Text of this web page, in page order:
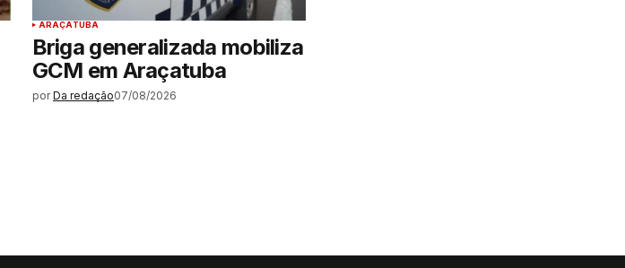
ARAÇATUBA
Briga generalizada mobiliza
GCM em Araçatuba
por Da redação07/08/2026